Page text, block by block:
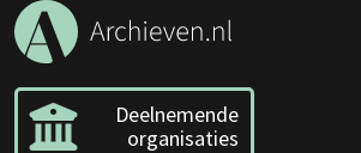
Deelnemende
organisaties